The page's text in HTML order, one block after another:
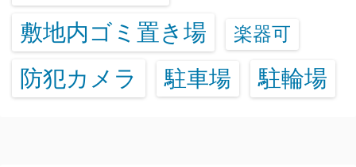
敷地内ゴミ置き場
楽器可
防犯カメラ 駐車場 駐輪場